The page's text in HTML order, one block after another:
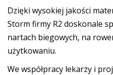
Dzięki wysokiej jakości
Storm firmy R2 doskonale
nartach biegowych, na
użytkowaniu.
We współpracy lekarzy i